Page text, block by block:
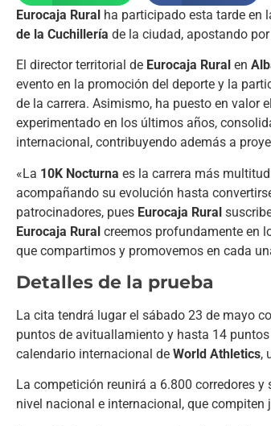
Eurocaja Rural ha participado esta tarde en
de la Cuchillería de la ciudad, apostando
El director territorial de Eurocaja Rural en
evento en la promoción del deporte y la
de la carrera. Asimismo, ha puesto en valor
experimentado en los últimos años,
internacional, contribuyendo además a
«La 10K Nocturna es la carrera más
acompañando su evolución hasta
patrocinadores, pues Eurocaja Rural
Eurocaja Rural creemos profundamente en
que compartimos y promovemos en cada
Detalles de la prueba
La cita tendrá lugar el sábado 23 de mayo
puntos de avituallamiento y hasta 14
calendario internacional de World Athletics,
La competición reunirá a 6.800 corredores
nivel nacional e internacional, que